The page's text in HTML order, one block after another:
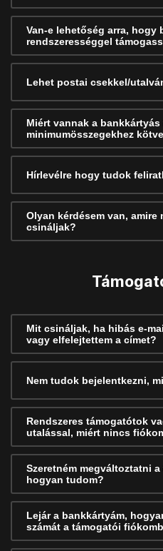
Van-e lehetőség arra, hogy
rendszerességgel
Lehet postai csekkel/
Miért vannak a
minimumösszegekhez
Hírlevélre hogy tudok
Olyan kérdésem van,
csináljak?
Mit csináljak, ha hibás e-
vagy elfelejtettem a címet?
Nem tudok bejelentkezni,
Rendszeres támogatótok
utalással, miért nincs
Szeretném megváltoztatni
hogyan tudom?
Lejár a bankkártyám,
számát a támogatói